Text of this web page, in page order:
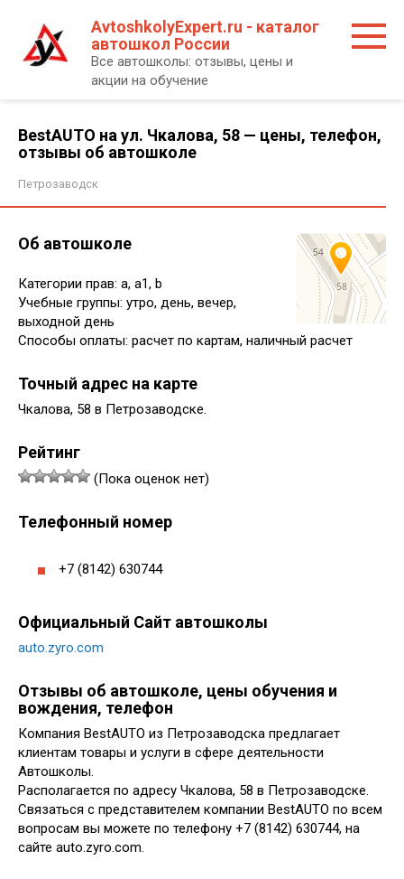
контенту
AvtoshkolyExpert.ru - каталог
автошкол России
Все автошколы: отзывы, цены и
акции на обучение
BestAUTO на ул. Чкалова, 58 — цены, телефон,
отзывы об автошколе
Петрозаводск
Об автошколе
Категории прав: a, a1, b
Учебные группы: утро, день, вечер,
выходной день
Способы оплаты: расчет по картам, наличный расчет
Точный адрес на карте
Чкалова, 58 в Петрозаводске.
Рейтинг
(Пока оценок нет)
Телефонный номер
+7 (8142) 630744
Официальный Сайт автошколы
auto.zyro.com
Отзывы об автошколе, цены обучения и
вождения, телефон
Компания BestAUTO из Петрозаводска предлагает
клиентам товары и услуги в сфере деятельности
Автошколы.
Располагается по адресу Чкалова, 58 в Петрозаводске.
Связаться с представителем компании BestAUTO по всем
вопросам вы можете по телефону +7 (8142) 630744, на
сайте auto.zyro.com.